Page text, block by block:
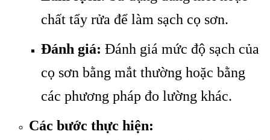
chất tẩy rửa để làm sạch cọ sơn.
Đánh giá: Đánh giá mức độ sạch của
cọ sơn bằng mắt thường hoặc bằng
các phương pháp đo lường khác.
Các bước thực hiện: